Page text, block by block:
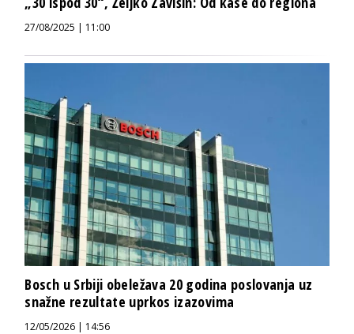
27/08/2025 | 11:00
Bosch u Srbiji obeležava 20 godina poslovanja uz
snažne rezultate uprkos izazovima
12/05/2026 | 14:56